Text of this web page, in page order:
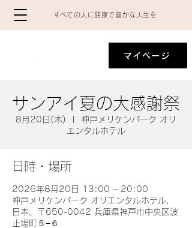
​すべての人に健康で豊かな人生を
マイページ
サンアイ夏の大感謝祭
8月20日(木)
神戸メリケンパーク オリ
エンタルホテル
日時・場所
2026年8月20日 13:00 – 20:00
神戸メリケンパーク オリエンタルホテル,
日本、〒650-0042 兵庫県神戸市中央区波
止場町５−６